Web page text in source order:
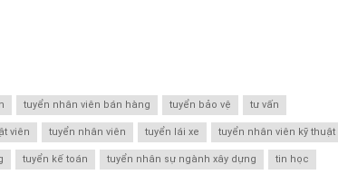
tuyển nhân viên bán hàng tuyển bảo vệ tư vấn
viên tuyển nhân viên tuyển lái xe tuyển nhân viên kỹ thuật
tuyển kế toán tuyển nhân sự ngành xây dựng tin học